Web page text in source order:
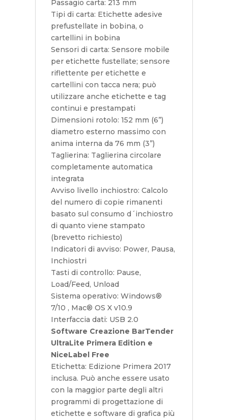
Passagio carta: 213 mm
Tipi di carta: Etichette adesive
prefustellate in bobina, o
cartellini in bobina
Sensori di carta: Sensore mobile
per etichette fustellate; sensore
riflettente per etichette e
cartellini con tacca nera; può
utilizzare anche etichette e tag
continui e prestampati
Dimensioni rotolo: 152 mm (6”)
diametro esterno massimo con
anima interna da 76 mm (3”)
Taglierina: Taglierina circolare
completamente automatica
integrata
Avviso livello inchiostro: Calcolo
del numero di copie rimanenti
basato sul consumo d´inchiostro
di quanto viene stampato
(brevetto richiesto)
Indicatori di avviso: Power, Pausa,
Inchiostri
Tasti di controllo: Pause,
Load/Feed, Unload
Sistema operativo: Windows®
7/10 , Mac® OS X v10.9
Interfaccia dati: USB 2.0
Software Creazione BarTender
UltraLite Primera Edition e
NiceLabel Free
Etichetta: Edizione Primera 2017
inclusa. Può anche essere usato
con la maggior parte degli altri
programmi di progettazione di
etichette e software di grafica più